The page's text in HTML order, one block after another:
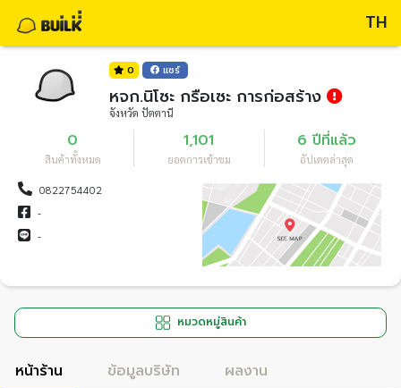
TH
0 แชร์
หจก.นิโซะ กรือเซะ การก่อสร้าง
จังหวัด ปัตตานี
0
สินค้าทั้งหมด
1,101
ยอดการเข้าชม
6 ปีที่แล้ว
อัปเดตล่าสุด
0822754402
-
-
หมวดหมู่สินค้า
หน้าร้าน ข้อมูลบริษัท ผลงาน